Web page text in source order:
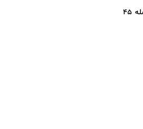
برای بوک چوی‌های کوچک، ۱۵ سانتی‌متر و برای انواع بزرگ، ۳۰ تا ۴۵ سانتی‌متر فاصله بین گیاهان با ردیف‌هایی به فاصله ۴۵